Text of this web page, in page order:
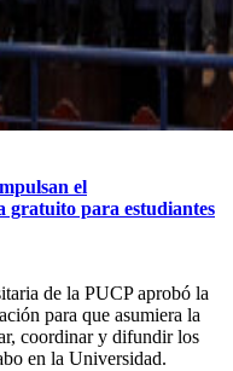
el
gratuito para estudiantes
de la PUCP aprobó la
para que asumiera la
coordinar y difundir los
en la Universidad.